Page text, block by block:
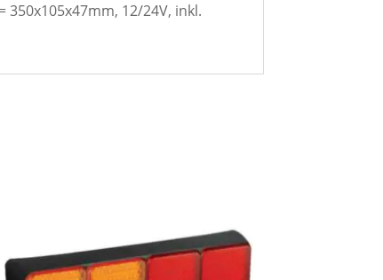
12/24V, inkl.